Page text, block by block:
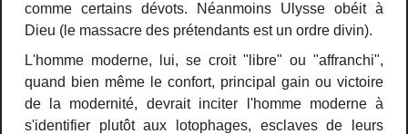
comme certains dévots. Néanmoins Ulysse obéit à
Dieu (le massacre des prétendants est un ordre divin).
L'homme moderne, lui, se croit "libre" ou "affranchi",
quand bien même le confort, principal gain ou victoire
de la modernité, devrait inciter l'homme moderne à
s'identifier plutôt aux lotophages, esclaves de leurs